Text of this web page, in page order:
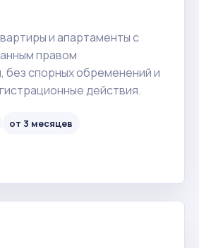
и апартаменты с
правом
без спорных обременений и
действия.
от 3 месяцев